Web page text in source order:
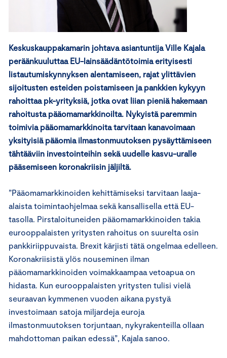
Keskuskauppakamarin johtava asiantuntija Ville Kajala
peräänkuuluttaa EU-lainsäädäntötoimia erityisesti
listautumiskynnyksen alentamiseen, rajat ylittävien
sijoitusten esteiden poistamiseen ja pankkien kykyyn
rahoittaa pk-yrityksiä, jotka ovat liian pieniä hakemaan
rahoitusta pääomamarkkinoilta. Nykyistä paremmin
toimivia pääomamarkkinoita tarvitaan kanavoimaan
yksityisiä pääomia ilmastonmuutoksen pysäyttämiseen
tähtääviin investointeihin sekä uudelle kasvu-uralle
pääsemiseen koronakriisin jäljiltä.
”Pääomamarkkinoiden kehittämiseksi tarvitaan laaja-
alaista toimintaohjelmaa sekä kansallisella että EU-
tasolla. Pirstaloituneiden pääomamarkkinoiden takia
eurooppalaisten yritysten rahoitus on suurelta osin
pankkiriippuvaista. Brexit kärjisti tätä ongelmaa edelleen.
Koronakriisistä ylös nouseminen ilman
pääomamarkkinoiden voimakkaampaa vetoapua on
hidasta. Kun eurooppalaisten yritysten tulisi vielä
seuraavan kymmenen vuoden aikana pystyä
investoimaan satoja miljardeja euroja
ilmastonmuutoksen torjuntaan, nykyrakenteilla ollaan
mahdottoman paikan edessä”, Kajala sanoo.